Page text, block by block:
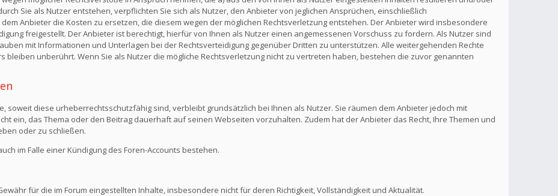
Sie als Nutzer entstehen, verpflichten Sie sich als Nutzer, den Anbieter von jeglichen Ansprüchen, einschließlich
Anbieter die Kosten zu ersetzen, die diesem wegen der möglichen Rechtsverletzung entstehen. Der Anbieter wird insbesondere
freigestellt. Der Anbieter ist berechtigt, hierfür von Ihnen als Nutzer einen angemessenen Vorschuss zu fordern. Als Nutzer sind
mit Informationen und Unterlagen bei der Rechtsverteidigung gegenüber Dritten zu unterstützen. Alle weitergehenden Rechte
bleiben unberührt. Wenn Sie als Nutzer die mögliche Rechtsverletzung nicht zu vertreten haben, bestehen die zuvor genannten
soweit diese urheberrechtsschutzfähig sind, verbleibt grundsätzlich bei Ihnen als Nutzer. Sie räumen dem Anbieter jedoch mit
ein, das Thema oder den Beitrag dauerhaft auf seinen Webseiten vorzuhalten. Zudem hat der Anbieter das Recht, Ihre Themen und
oder zu schließen.
im Falle einer Kündigung des Foren-Accounts bestehen.
für die im Forum eingestellten Inhalte, insbesondere nicht für deren Richtigkeit, Vollständigkeit und Aktualität.